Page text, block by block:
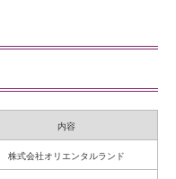
内容
株式会社オリエンタルランド